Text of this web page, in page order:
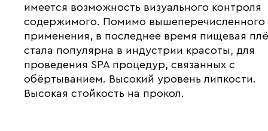
имеется возможность визуального контроля
содержимого. Помимо вышеперечисленного
применения, в последнее время пищевая
стала популярна в индустрии красоты, для
проведения SPA процедур, связанных с
обёртыванием. Высокий уровень липкости.
Высокая стойкость на прокол.